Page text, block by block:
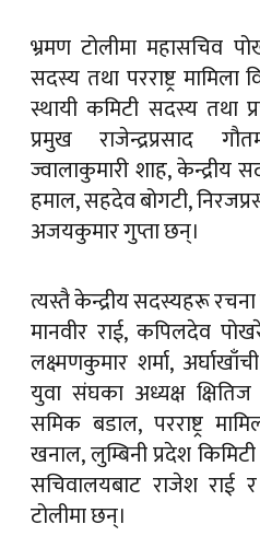
भ्रमण टोलीमा महासचिव
सदस्य तथा परराष्ट्र मामिला
स्थायी कमिटी सदस्य तथा
प्रमुख राजेन्द्रप्रसाद
ज्वालाकुमारी शाह, केन्द्रीय
हमाल, सहदेव बोगटी,
अजयकुमार गुप्ता छन्।
त्यस्तै केन्द्रीय सदस्यहरू रचना
मानवीर राई, कपिलदेव
लक्ष्मणकुमार शर्मा,
युवा संघका अध्यक्ष
समिक बडाल, परराष्ट्र
खनाल, लुम्बिनी प्रदेश
सचिवालयबाट राजेश राई
टोलीमा छन्।